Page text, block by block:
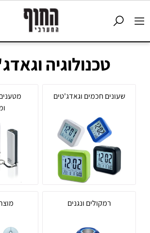
טכנולוגיה
שעונים חכמים וגאדג'טים
רמקולים ונגנים